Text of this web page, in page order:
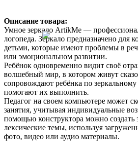
Описание товара:
Умное зеркало ArtikMe —
логопеда. Зеркало предназначено для
детьми, которые имеют проблемы в
или эмоциональном развитии.
Ребёнок одновременно видит своё
волшебный мир, в котором живут
сопровождают ребёнка по
помогают их выполнить.
Педагог на своем компьютере может
занятия, учитывая индивидуальные
помощью конструктора можно создать
лексические темы, используя
фото, видео или аудио материалы.